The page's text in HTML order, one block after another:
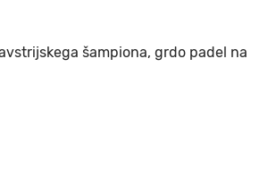
šampiona, grdo padel na